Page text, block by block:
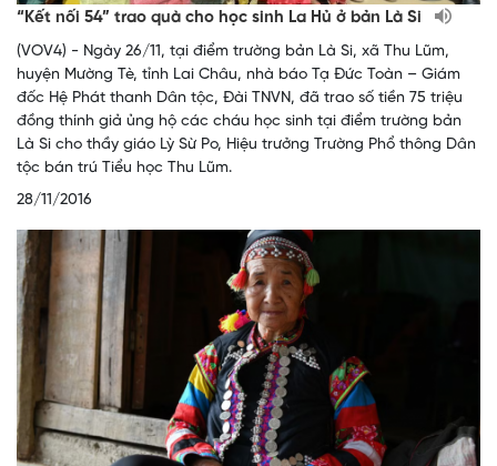
“Kết nối 54” trao quà cho học sinh La Hủ ở bản Là Si
(VOV4) - Ngày 26/11, tại điểm trường bản Là Si, xã Thu Lũm,
huyện Mường Tè, tỉnh Lai Châu, nhà báo Tạ Đức Toàn – Giám
đốc Hệ Phát thanh Dân tộc, Đài TNVN, đã trao số tiền 75 triệu
đồng thính giả ủng hộ các cháu học sinh tại điểm trường bản
Là Si cho thầy giáo Lỳ Sừ Po, Hiệu trưởng Trường Phổ thông Dân
tộc bán trú Tiểu học Thu Lũm.
28/11/2016